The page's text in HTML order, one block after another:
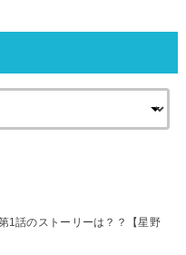
1話のストーリーは？？【星野